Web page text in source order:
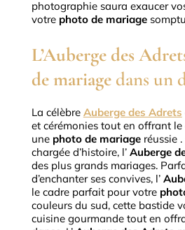
photographie saura exaucer
votrephoto de mariage
L’Auberge des
de mariagedans un
La célèbre Auberge des Adrets
et cérémonies tout en offrant le
une photo de mariageréussie .
chargée d’histoire, l’ Auberge
des plus grands mariages.
d’enchanter ses convives, l’
le cadre parfait pour votre
couleurs du sud, cette bastide
cuisine gourmande tout en